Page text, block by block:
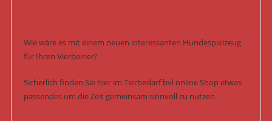
Wie wäre es mit einem neuen interessanten Hundespielzeug
für Ihren Vierbeiner?
Sicherlich finden Sie hier im Tierbedarf bvl online Shop etwas
passendes um die Zeit gemeinsam sinnvoll zu nutzen.